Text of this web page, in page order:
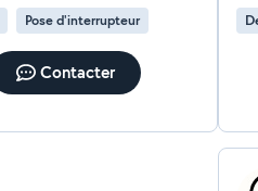
Pose d'interrupteur
Contacter